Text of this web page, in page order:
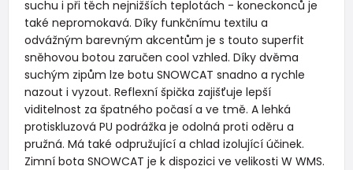
suchu i při těch nejnižších teplotách - koneckonců je
také nepromokavá. Díky funkčnímu textilu a
odvážným barevným akcentům je s touto superfit
sněhovou botou zaručen cool vzhled. Díky dvěma
suchým zipům lze botu SNOWCAT snadno a rychle
nazout i vyzout. Reflexní špička zajišťuje lepší
viditelnost za špatného počasí a ve tmě. A lehká
protiskluzová PU podrážka je odolná proti oděru a
pružná. Má také odpružující a chlad izolující účinek.
Zimní bota SNOWCAT je k dispozici ve velikosti W WMS.